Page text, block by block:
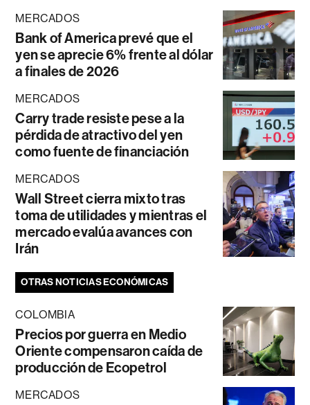
MERCADOS
Bank of America prevé que el
yen se aprecie 6% frente al dólar
a finales de 2026
MERCADOS
Carry trade resiste pese a la
pérdida de atractivo del yen
como fuente de financiación
MERCADOS
Wall Street cierra mixto tras
toma de utilidades y mientras el
mercado evalúa avances con
Irán
OTRAS NOTICIAS ECONÓMICAS
COLOMBIA
Precios por guerra en Medio
Oriente compensaron caída de
producción de Ecopetrol
MERCADOS